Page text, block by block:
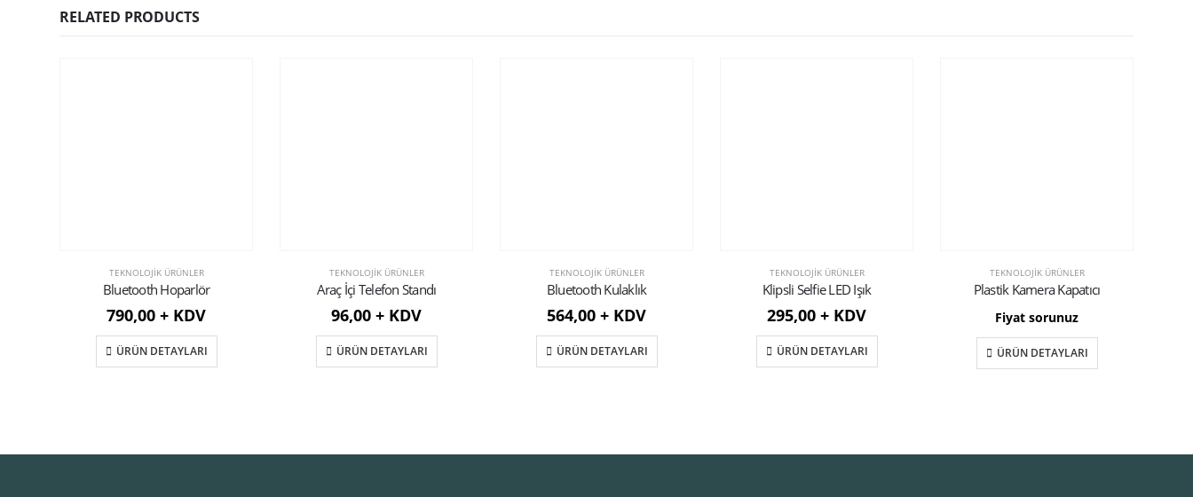
RELATED PRODUCTS
TEKNOLOJIK ÜRÜNLER
Bluetooth Hoparlör
790,00 + KDV
ÜRÜN DETAYLARI
TEKNOLOJIK ÜRÜNLER
Araç İçi Telefon Standı
96,00 + KDV
ÜRÜN DETAYLARI
TEKNOLOJIK ÜRÜNLER
Bluetooth Kulaklık
564,00 + KDV
ÜRÜN DETAYLARI
TEKNOLOJIK ÜRÜNLER
Klipsli Selfie LED Işık
295,00 + KDV
ÜRÜN DETAYLARI
TEKNOLOJIK ÜRÜNLER
Plastik Kamera Kapatıcı
Fiyat sorunuz
ÜRÜN DETAYLARI